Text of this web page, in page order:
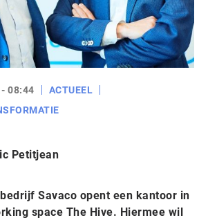
- 08:44
ACTUEEL
Petitjean
Savaco opent een kantoor in
space The Hive. Hiermee wil